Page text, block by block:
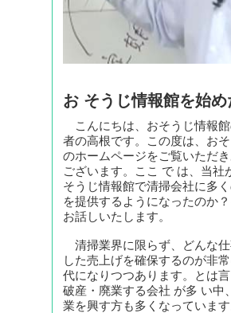
お そうじ情報館を始め
こんにちは、おそうじ情報
者の高根です。この度は、お
のホームページをご覧いただ
ございます。ここ で は、当社
そうじ情報館で清掃会社に多
を提供するようになったのか
お話しいたします。
清掃業界に限らず、どんな
した売上げを確保するのが非
代になりつつあります。とは言
破産・廃業する会社 が多 い中
業を興す方も多くなっています